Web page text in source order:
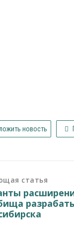
новость
статья